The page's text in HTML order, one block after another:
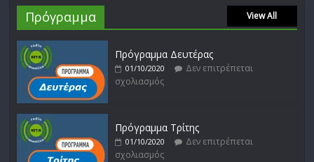
Πρόγραμμα View All
Πρόγραμμα Δευτέρας
01/10/2020
Δεν επιτρέπεται
σχολιασμός
Πρόγραμμα Τρίτης
01/10/2020
Δεν επιτρέπεται
σχολιασμός